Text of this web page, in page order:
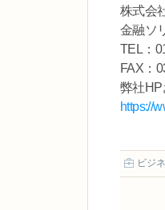
株式会
金融ソ
TEL：
FAX：
弊社HP
https://
ビジ